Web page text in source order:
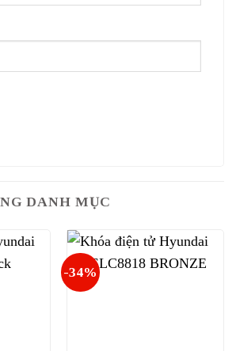
DANH MỤC
-34%